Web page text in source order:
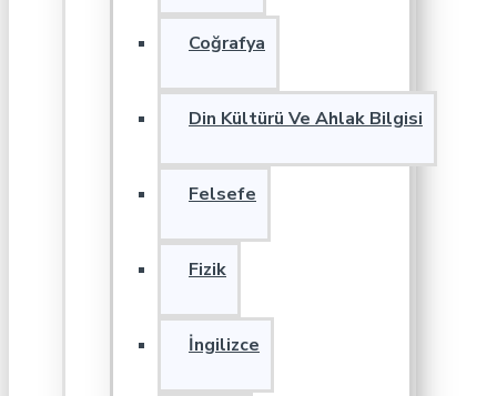
Coğrafya
Din Kültürü Ve Ahlak Bilgisi
Felsefe
Fizik
İngilizce